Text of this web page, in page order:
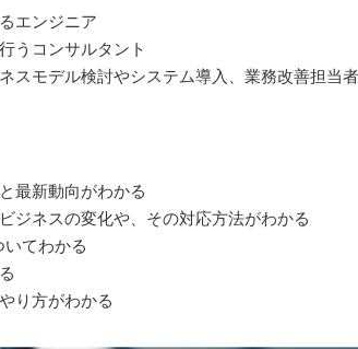
エンジニア
うコンサルタント
スモデル検討やシステム導入、業務改善担
最新動向がわかる
ジネスの変化や、その対応方法がわかる
いてわかる
り方がわかる